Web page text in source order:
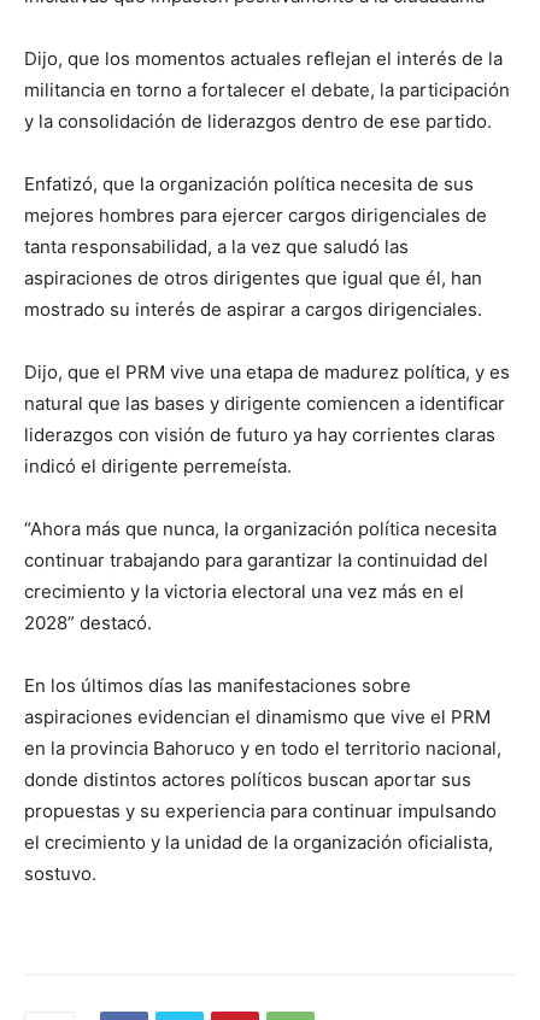
Dijo, que los momentos actuales reflejan el interés de la
militancia en torno a fortalecer el debate, la participación
y la consolidación de liderazgos dentro de ese partido.
Enfatizó, que la organización política necesita de sus
mejores hombres para ejercer cargos dirigenciales de
tanta responsabilidad, a la vez que saludó las
aspiraciones de otros dirigentes que igual que él, han
mostrado su interés de aspirar a cargos dirigenciales.
Dijo, que el PRM vive una etapa de madurez política, y es
natural que las bases y dirigente comiencen a identificar
liderazgos con visión de futuro ya hay corrientes claras
indicó el dirigente perremeísta.
“Ahora más que nunca, la organización política necesita
continuar trabajando para garantizar la continuidad del
crecimiento y la victoria electoral una vez más en el
2028” destacó.
En los últimos días las manifestaciones sobre
aspiraciones evidencian el dinamismo que vive el PRM
en la provincia Bahoruco y en todo el territorio nacional,
donde distintos actores políticos buscan aportar sus
propuestas y su experiencia para continuar impulsando
el crecimiento y la unidad de la organización oficialista,
sostuvo.